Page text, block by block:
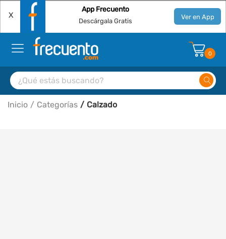
X
App Frecuento
Descárgala Gratis Ver en App
0
Inicio Categorías Calzado